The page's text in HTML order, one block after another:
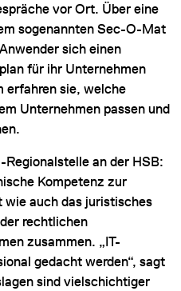
vor Ort. Über eine
sogenannten Sec-O-Mat
sich einen
für ihr Unternehmen
erfahren sie, welche
Unternehmen passen und
an der HSB:
Kompetenz zur
wie auch das juristisches
rechtlichen
zusammen. „IT-
gedacht werden“, sagt
sind vielschichtiger